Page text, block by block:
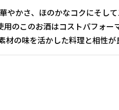
やかさ、ほのかなコクにそし
のこのお酒はコストパフォー
材の味を活かした料理と相性が